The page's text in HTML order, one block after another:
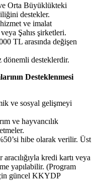
Orta Büyüklükteki
destekler.
ve imalat
Şahıs şirketleri.
TL arasında değişen
dönemli desteklerdir.
Desteklenmesi
ve sosyal gelişmeyi
ve hayvancılık
hibe olarak verilir. Üst
kredi kartı veya
yapılabilir. (Program
güncel KKYDP